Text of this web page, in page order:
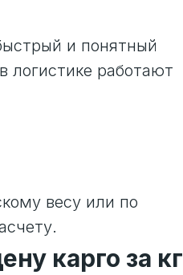
и понятный
логистике работают
весу или по
карго за кг